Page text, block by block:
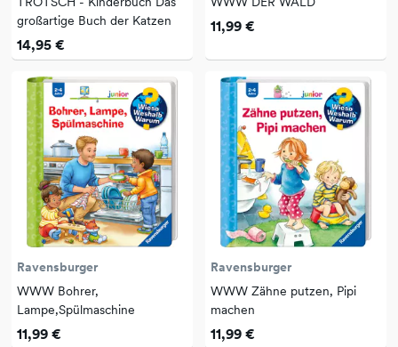
großartige Buch der Katzen
14,95 €
11,99 €
Ravensburger
WWW Bohrer,
Lampe,Spülmaschine
11,99 €
Ravensburger
WWW Zähne putzen, Pipi
machen
11,99 €